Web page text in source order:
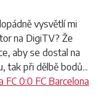
vysvětlí mi
na DigiTV? Že
aby se dostal na
tak při dělbě bodů...
FC 0:0 FC Barcelona